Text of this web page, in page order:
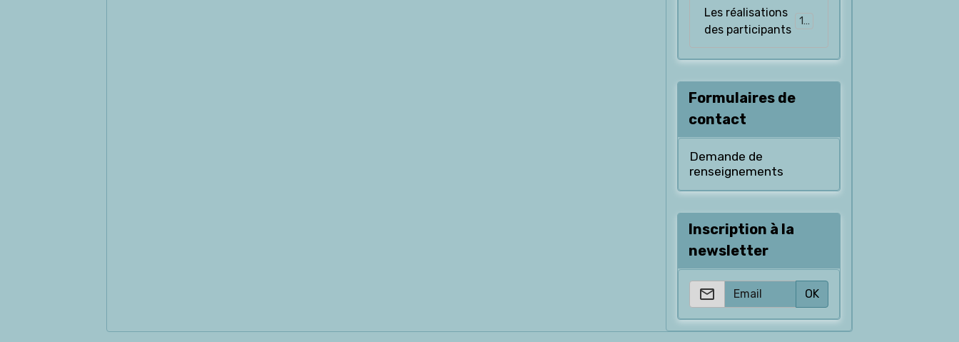
Les réalisations
des participants
126
Formulaires de
contact
Demande de
renseignements
Inscription à la
newsletter
OK